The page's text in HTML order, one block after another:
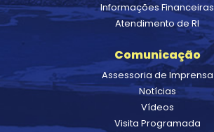
Informações Financeiras
Atendimento de RI
Comunicação
Assessoria de Imprensa
Notícias
Vídeos
Visita Programada